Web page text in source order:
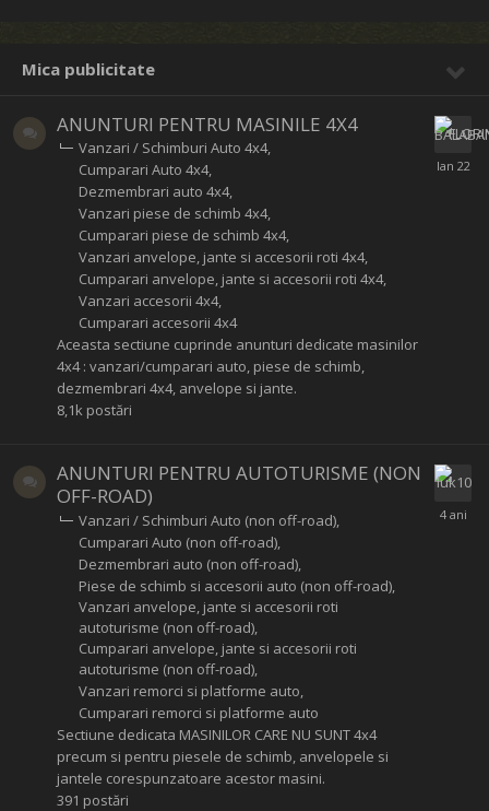
Mica publicitate
ANUNTURI PENTRU MASINILE 4X4
Vanzari / Schimburi Auto 4x4
Cumparari Auto 4x4
Dezmembrari auto 4x4
Vanzari piese de schimb 4x4
Cumparari piese de schimb 4x4
Vanzari anvelope, jante si accesorii roti 4x4
Cumparari anvelope, jante si accesorii roti 4x4
Vanzari accesorii 4x4
Cumparari accesorii 4x4
Aceasta sectiune cuprinde anunturi dedicate masinilor
4x4 : vanzari/cumparari auto, piese de schimb,
dezmembrari 4x4, anvelope si jante.
8,1k postări
ANUNTURI PENTRU AUTOTURISME (NON
OFF-ROAD)
Vanzari / Schimburi Auto (non off-road)
Cumparari Auto (non off-road)
Dezmembrari auto (non off-road)
Piese de schimb si accesorii auto (non off-road)
Vanzari anvelope, jante si accesorii roti
autoturisme (non off-road)
Cumparari anvelope, jante si accesorii roti
autoturisme (non off-road)
Vanzari remorci si platforme auto
Cumparari remorci si platforme auto
Sectiune dedicata MASINILOR CARE NU SUNT 4x4
precum si pentru piesele de schimb, anvelopele si
jantele corespunzatoare acestor masini.
391 postări